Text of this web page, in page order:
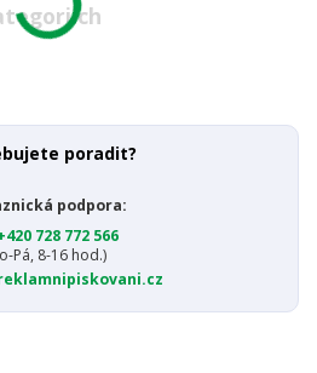
poradit?
podpora:
728 772 566
Pá, 8-16 hod.)